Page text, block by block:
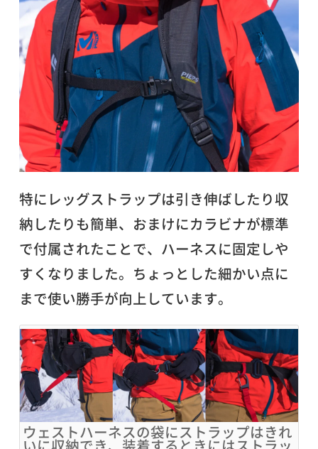
特にレッグストラップは引き伸ばしたり収
納したりも簡単、おまけにカラビナが標準
で付属されたことで、ハーネスに固定しや
すくなりました。ちょっとした細かい点に
まで使い勝手が向上しています。
ウェストハーネスの袋にストラップはきれ